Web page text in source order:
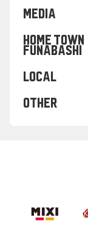
MEDIA
HOME TOWN
FUNABASHI
LOCAL
OTHER